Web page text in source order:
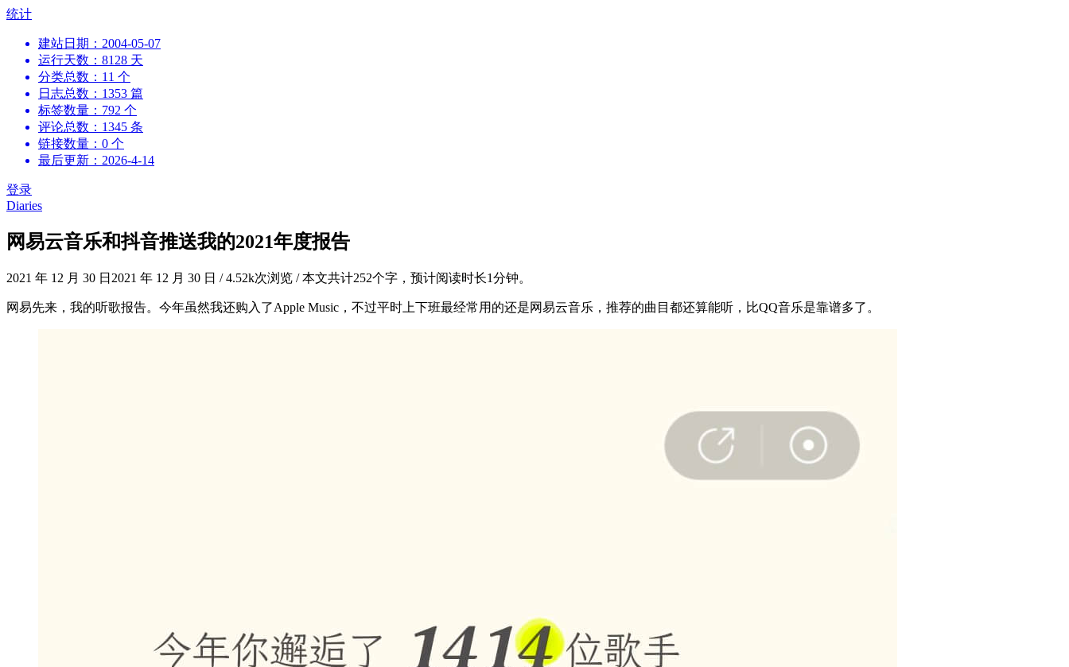
跳
统计
建站日期：2004-05-07
运行天数：8128 天
分类总数：11 个
日志总数：1353 篇
标签数量：792 个
评论总数：1345 条
链接数量：0 个
最后更新：2026-4-14
登录
Diaries
网易云音乐和抖音推送我的2021年度报告
2021 年 12 月 30 日 2021 年 12 月 30 日 /4.52k次浏览 /本文共计252个字，预计阅读时长1分钟。
网易先来，我的听歌报告。今年虽然我还购入了Apple Music，不过平时上下班最经常用的还是网易云音乐，推荐的曲目都还算能听，比QQ音乐是靠谱多了。